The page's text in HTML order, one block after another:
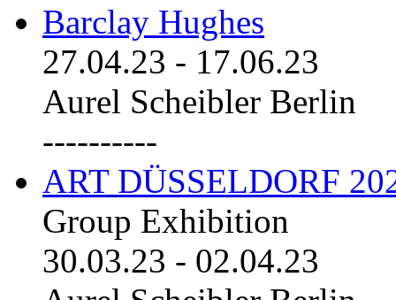
Barclay Hughes
27.04.23 - 17.06.23
Aurel Scheibler Berlin
----------
ART DÜSSELDORF
Group Exhibition
30.03.23 - 02.04.23